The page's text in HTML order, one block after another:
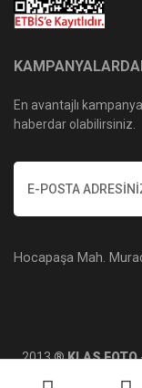
En avantajlı
haberdar olabilirsiniz.
Hocapaşa Mah.
2013 ®KLAS FOTO